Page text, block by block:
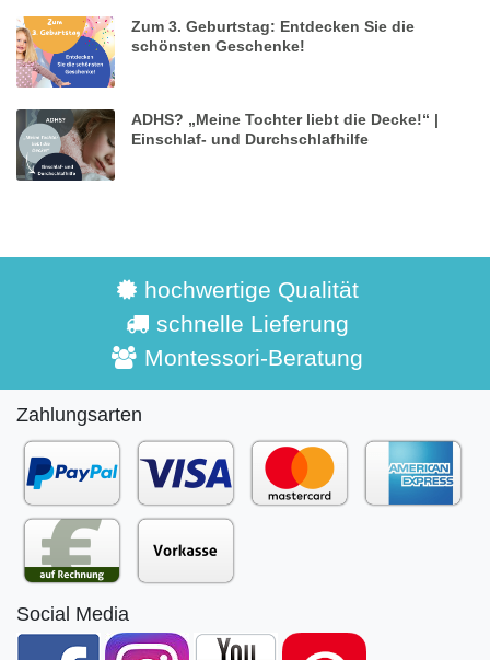
Zum 3. Geburtstag: Entdecken Sie die
schönsten Geschenke!
ADHS? „Meine Tochter liebt die Decke!“ |
Einschlaf- und Durchschlafhilfe
hochwertige Qualität
schnelle Lieferung
Montessori-Beratung
Zahlungsarten
Social Media